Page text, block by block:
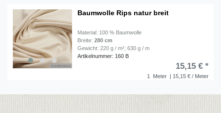
Baumwolle Rips natur breit
Material: 100 % Baumwolle
Breite:280 cm
Gewicht: 220 g / m²; 630 g / m
Artikelnummer: 160 B
1 Meter | 15,15 € / Meter
15,15 € *